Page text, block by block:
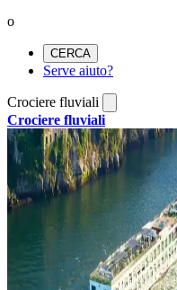
o
CERCA
Serve aiuto?
Crociere fluviali
Crociere fluviali